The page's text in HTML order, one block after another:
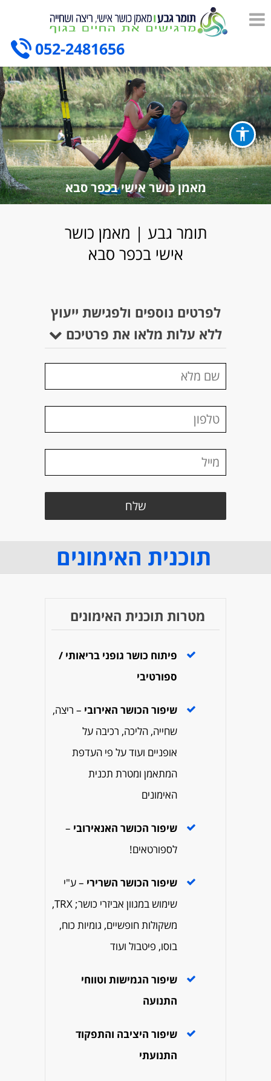
052-2481656
מאמן כושר אישי בכפר סבא
תומר גבע | מאמן כושר
אישי בכפר סבא
לפרטים נוספים ולפגישת ייעוץ
ללא עלות מלאו את פרטיכם
תוכנית האימונים
מטרות תוכנית האימונים
פיתוח כושר גופני בריאותי /
ספורטיבי
שיפור הכושר האירובי – ריצה,
שחייה, הליכה, רכיבה על
אופניים ועוד על פי העדפת
המתאמן ומטרת תכנית
האימונים
שיפור הכושר האנאירובי –
לספורטאים!
שיפור הכושר השרירי – ע"י
שימוש במגוון אביזרי כושר; TRX,
משקולות חופשיים, גומיות כוח,
בוסו, פיטבול ועוד
שיפור הגמישות וטווחי
התנועה
שיפור היציבה והתפקוד
התנועתי